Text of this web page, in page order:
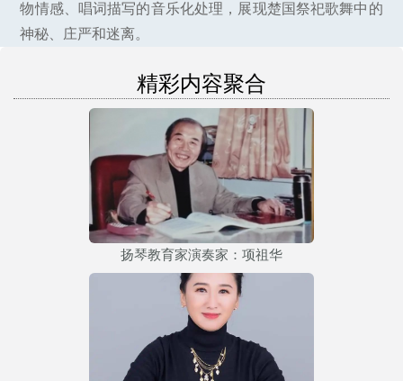
物情感、唱词描写的音乐化处理，展现楚国祭祀歌舞中的
神秘、庄严和迷离。
精彩内容聚合
扬琴教育家演奏家：项祖华